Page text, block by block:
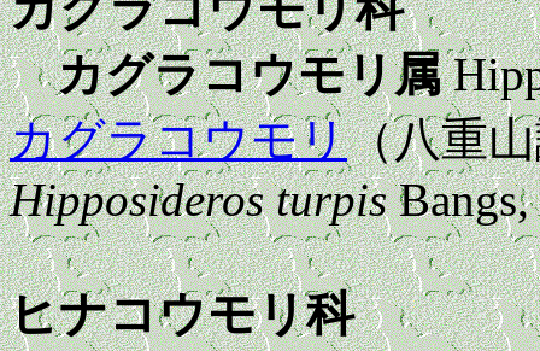
カグラコウモリ属
カグラコウモリ（八重
Hipposideros turpisBangs,
ヒナコウモリ科